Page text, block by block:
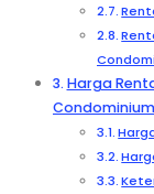
Harga